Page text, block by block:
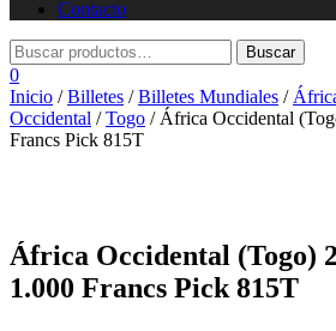
Contacto
0
Inicio /Billetes /Billetes Mundiales /
Occidental /Togo / África Occidental
Francs Pick 815T
África Occidental (Togo)
1.000 Francs Pick 815T